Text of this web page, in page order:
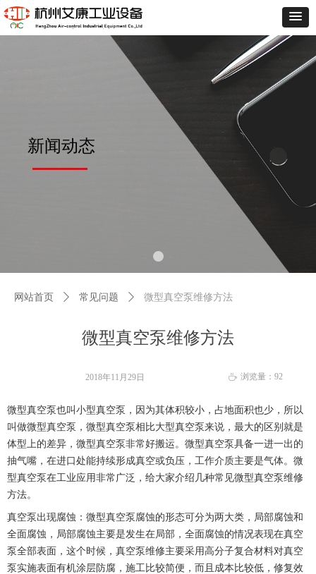
微型真空泵维修方法
网站首页 ꄲ 常见问题 ꄲ 微型真空泵维修方法
微型真空泵也叫小型真空泵，因为其体积较小，占地面积也少，所以
叫做微型真空泵，微型真空泵相比大型真空泵来说，最大的区别就是
体型上的差异，微型真空泵非常好搬运。微型真空泵具备一进一出的
抽气嘴，在进口处能持续形成真空或负压，工作介质主要是气体。微
型真空泵在工业应用非常广泛，给大家介绍几种常见微型真空泵维修
方法。
真空泵出现腐蚀：微型真空泵腐蚀的形态可分为两大类，局部腐蚀和
全面腐蚀，局部腐蚀主要是发生在局部，全面腐蚀的情况表现在真空
泵全部表面，这个时候，真空泵维修主要采用高分子复合材料对真空
泵实施表面有机涂层防腐，施工比较简便，而且成本比较低，修复效
2018年11月29日 ꄘ 浏览量： 92
新闻动态